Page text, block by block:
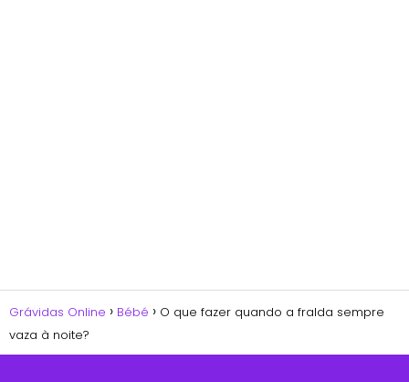
Grávidas Online Bébé
O que fazer quando a fralda sempre
vaza à noite?